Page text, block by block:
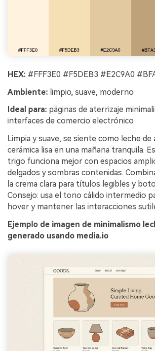
HEX: #FFF3E0 #F5DEB3 #E2C9A0
Ambiente: limpio, suave, moderno
Ideal para: páginas de aterrizaje
interfaces de comercio electrónico
Limpia y suave, se siente como leche de
cerámica lisa en una mañana tranquila.
trigo funciona mejor con espacios
delgados y sombras contenidas.
la crema clara para títulos legibles y
Consejo: usa el tono cálido intermedio
hover y mantener las interacciones
Ejemplo de imagen de minimalismo
generado usando media.io